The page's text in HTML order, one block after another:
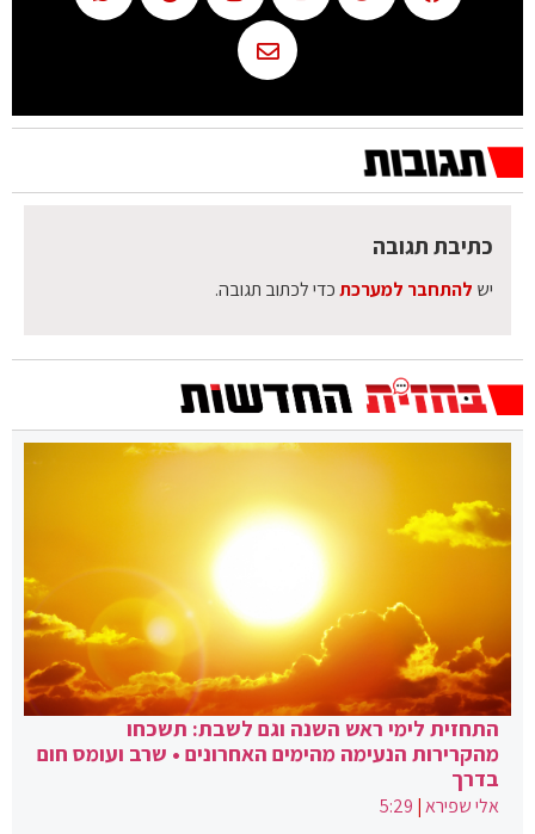
כתיבת תגובה
יש להתחבר למערכתכדי לכתוב תגובה.
התחזית לימי ראש השנה וגם לשבת: תשכחו
מהקרירות הנעימה מהימים האחרונים • שרב ועומס חום
בדרך
אלי שפירא|
5:29